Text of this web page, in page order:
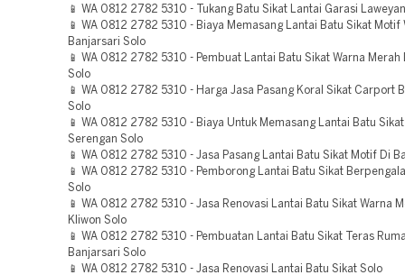
📱 WA 0812 2782 5310 - Tukang Batu Sikat Lantai Garasi
📱 WA 0812 2782 5310 - Biaya Memasang Lantai Batu Sikat Motif
Banjarsari Solo
📱 WA 0812 2782 5310 - Pembuat Lantai Batu Sikat Warna Merah
Solo
📱 WA 0812 2782 5310 - Harga Jasa Pasang Koral Sikat Carport
Solo
📱 WA 0812 2782 5310 - Biaya Untuk Memasang Lantai Batu
Serengan Solo
📱 WA 0812 2782 5310 - Jasa Pasang Lantai Batu Sikat Motif Di
📱 WA 0812 2782 5310 - Pemborong Lantai Batu Sikat
Solo
📱 WA 0812 2782 5310 - Jasa Renovasi Lantai Batu Sikat Warna
Kliwon Solo
📱 WA 0812 2782 5310 - Pembuatan Lantai Batu Sikat Teras
Banjarsari Solo
📱 WA 0812 2782 5310 - Jasa Renovasi Lantai Batu Sikat Solo